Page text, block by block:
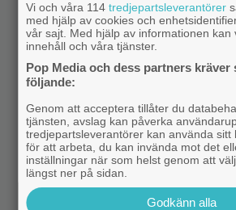
Vi och våra 114tredjepartsleverantörer
med hjälp av cookies och
vår sajt. Med hjälp av informationen kan
innehåll och våra tjänster.
Pop Media och dess partners kräver
följande:
Genom att acceptera tillåter du
tjänsten, avslag kan påverka
tredjepartsleverantörer kan använda sitt
för att arbeta, du kan invända mot det
inställningar när som helst genom att
längst ner på sidan.
Godkänn alla